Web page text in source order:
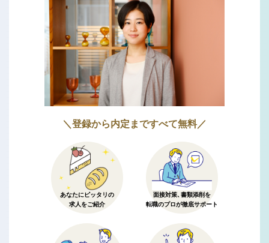
＼登録から内定まですべて無料／
あなたにピッタリの
求人をご紹介
面接対策、書類添削を
転職のプロが徹底サポート